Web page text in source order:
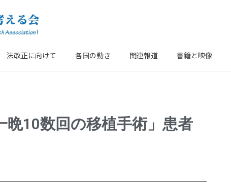
法改正に向けて 各国の動き 関連報道 書籍と映像
晩10数回の移植手術」患者